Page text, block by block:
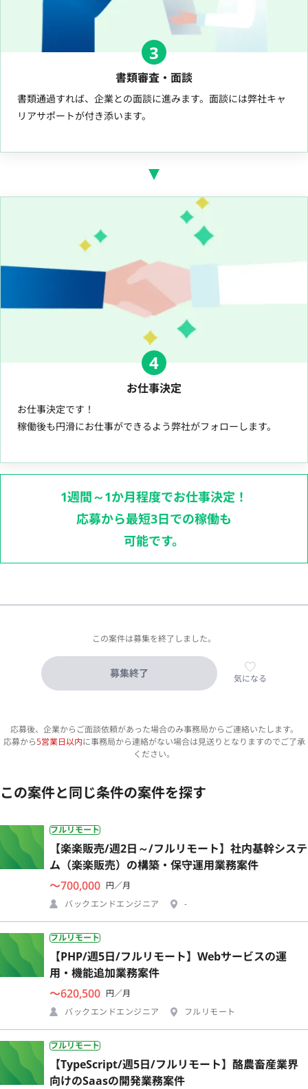
3
書類審査・面談
書類通過すれば、企業との面談に進みます。面談には弊社キャ
リアサポートが付き添います。
4
お仕事決定
お仕事決定です！
稼働後も円滑にお仕事ができるよう弊社がフォローします。
1週間～1か月程度でお仕事決定！
応募から最短3日での稼働も
可能です。
この案件は募集を終了しました。
募集終了 気になる
応募後、企業からご面談依頼があった場合のみ事務局からご連絡いたします。
応募から5営業日以内に事務局から連絡がない場合は見送りとなりますのでご了承
ください。
この案件と同じ条件の案件を探す
フルリモート
【楽楽販売/週2日～/フルリモート】社内基幹システ
ム（楽楽販売）の構築・保守運用業務案件
〜700,000 円／月
バックエンドエンジニア
-
フルリモート
【PHP/週5日/フルリモート】Webサービスの運
用・機能追加業務案件
〜620,500 円／月
バックエンドエンジニア
フルリモート
フルリモート
【TypeScript/週5日/フルリモート】酪農畜産業界
向けのSaasの開発業務案件